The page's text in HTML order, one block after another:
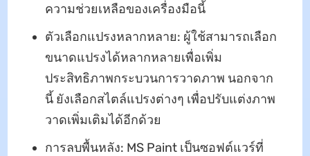
ความช่วยเหลือของเครื่องมือนี้
ตัวเลือกแปรงหลากหลาย: ผู้ใช้สามารถเลือก
ขนาดแปรงได้หลากหลายเพื่อเพิ่ม
ประสิทธิภาพกระบวนการวาดภาพ นอกจาก
นี้ ยังเลือกสไตล์แปรงต่างๆ เพื่อปรับแต่งภาพ
วาดเพิ่มเติมได้อีกด้วย
การลบพื้นหลัง: MS Paint เป็นซอฟต์แวร์ที่